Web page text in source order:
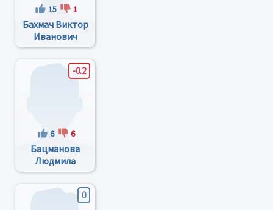
15 1
Бахмач Виктор
Иванович
-0.2
6 6
Бацманова
Людмила
Сергеевна
0